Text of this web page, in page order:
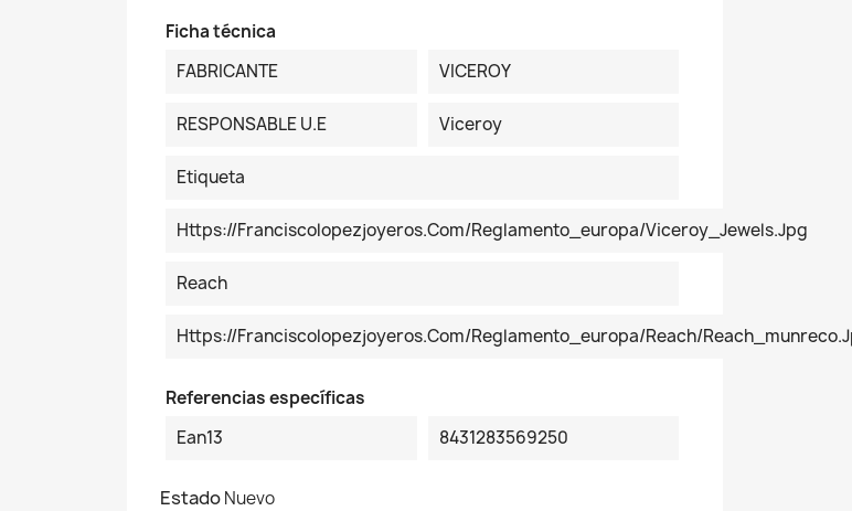
Ficha técnica
FABRICANTE
VICEROY
RESPONSABLE U.E Viceroy
Etiqueta
Https://franciscolopezjoyeros.com/reglamento_europa/Viceroy_Jewels.jpg
Reach
Https://franciscolopezjoyeros.com/reglamento_europa/reach/
Referencias específicas
Ean13
8431283569250
EstadoNuevo